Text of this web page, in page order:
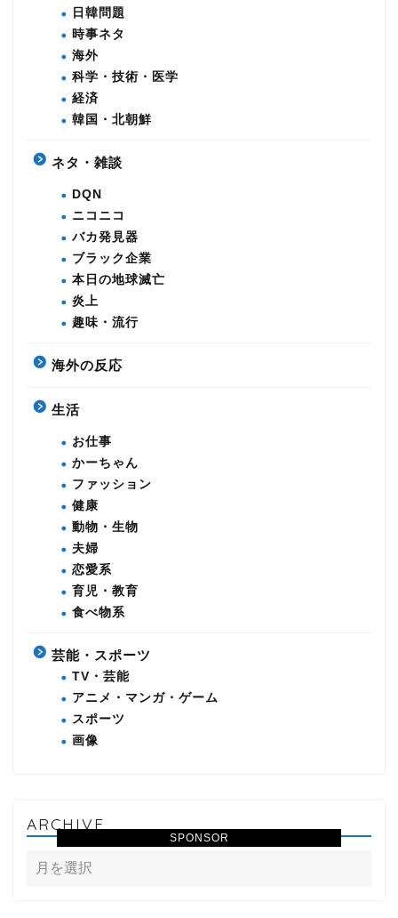
SPONSOR
日韓問題
時事ネタ
海外
科学・技術・医学
経済
韓国・北朝鮮
ネタ・雑談
DQN
ニコニコ
バカ発見器
ブラック企業
本日の地球滅亡
炎上
趣味・流行
海外の反応
生活
お仕事
かーちゃん
ファッション
健康
動物・生物
夫婦
恋愛系
育児・教育
食べ物系
芸能・スポーツ
TV・芸能
アニメ・マンガ・ゲーム
スポーツ
画像
ARCHIVE